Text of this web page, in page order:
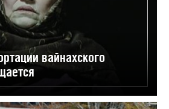
вайнахского